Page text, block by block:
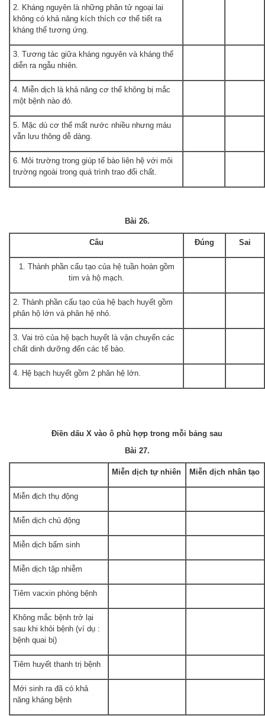
2. Kháng nguyên là những phân tử ngoại lai
không có khả năng kích thích cơ thể tiết ra
kháng thể tương ứng.
3. Tương tác giữa kháng nguyên và kháng thể
diễn ra ngẫu nhiên.
4. Miễn dịch là khả năng cơ thể không bị mắc
một bệnh nào đó.
5. Mặc dù cơ thể mất nước nhiều nhưng máu
vẫn lưu thông dễ dàng.
6 Môi trường trong giúp tế bào liên hệ với môi
trường ngoài trong quá trình trao đổi chất.
Bài 26.
Câu Đúng Sai
1. Thành phần cấu tạo của hệ tuần hoàn gồm
tim và hộ mạch.
2. Thành phần cấu tạo của hệ bạch huyết gồm
phân hộ lớn và phân hệ nhỏ.
3. Vai trò của hệ bạch huyết là vận chuyển các
chất dinh dưỡng đến các tế bào.
4. Hệ bạch huyết gồm 2 phân hệ lớn.
Điền dấu X vào ô phù hợp trong mỗi bảng sau
Bài 27.
Miễn dịch tự nhiên Miễn dịch nhân tạo
Miễn địch thụ động
Miễn dịch chủ động
Miễn dịch bẩm sinh
Miễn dịch tập nhiễm
Tiêm vacxin phòng bệnh
Không mắc bệnh trở lại
sau khi khỏi bệnh (ví dụ :
bệnh quai bị)
Tiêm huyết thanh trị bệnh
Mới sinh ra đã có khả
năng kháng bệnh